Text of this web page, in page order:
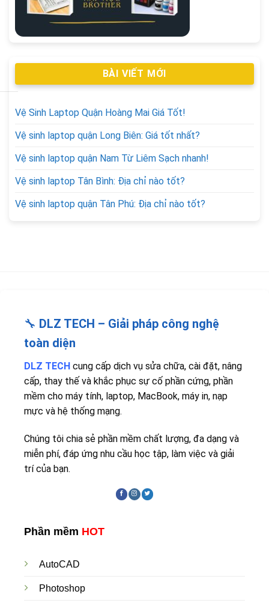
BÀI VIẾT MỚI
Vệ Sinh Laptop Quận Hoàng Mai Giá Tốt!
Vệ sinh laptop quận Long Biên: Giá tốt nhất?
Vệ sinh laptop quận Nam Từ Liêm Sạch nhanh!
Vệ sinh laptop Tân Bình: Địa chỉ nào tốt?
Vệ sinh laptop quận Tân Phú: Địa chỉ nào tốt?
🔧 DLZ TECH – Giải pháp công nghệ
toàn diện
DLZ TECH cung cấp dịch vụ sửa chữa, cài đặt, nâng
cấp, thay thế và khắc phục sự cố phần cứng, phần
mềm cho máy tính, laptop, MacBook, máy in, nạp
mực và hệ thống mạng.
Chúng tôi chia sẻ phần mềm chất lượng, đa dạng và
miễn phí, đáp ứng nhu cầu học tập, làm việc và giải
trí của bạn.
Phần mềm HOT
AutoCAD
Photoshop